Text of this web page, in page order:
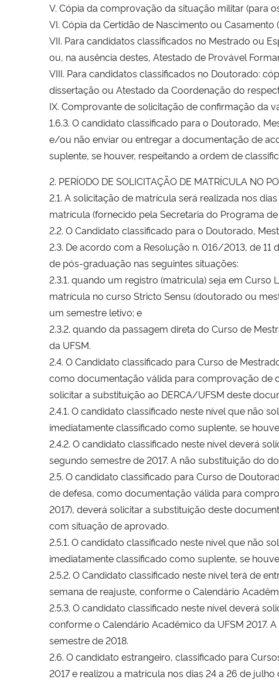
V. Cópia da comprovação da situação militar (para
VI. Cópia da Certidão de Nascimento ou Casamento
VII. Para candidatos classificados no Mestrado ou
ou, na ausência destes, Atestado de Provável
VIII. Para candidatos classificados no Doutorado:
dissertação ou Atestado da Coordenação do
IX. Comprovante de solicitação de confirmação da
1.6.3. O candidato classificado para o Doutorado,
e/ou não enviar ou entregar a documentação de
suplente, se houver, respeitando a ordem de
2. PERÍODO DE SOLICITAÇÃO DE MATRÍCULA NO
2.1. A solicitação de matrícula será realizada nos
matrícula (fornecido pela Secretaria do Programa
2.2. O Candidato classificado para o Doutorado,
2.3. De acordo com a Resolução n. 016/2013, de
de pós-graduação nas seguintes situações:
2.3.1. quando um registro (matrícula) seja em
matrícula no curso Stricto Sensu (doutorado ou
um semestre letivo; e
2.3.2. quando da passagem direta do Curso de
da UFSM.
2.4. O Candidato classificado para Curso de
como documentação válida para comprovação de
solicitar a substituição ao DERCA/UFSM deste
2.4.1. O candidato classificado neste nível que não
imediatamente classificado como suplente, se
2.4.2. O candidato classificado neste nível deverá
segundo semestre de 2017. A não substituição do
2.5. O candidato classificado para Curso de
de defesa, como documentação válida para
2017), deverá solicitar a substituição deste
com situação de aprovado.
2.5.1. O candidato classificado neste nível que não
imediatamente classificado como suplente, se
2.5.2. O Candidato classificado neste nível terá de
semana de reajuste, conforme o Calendário
2.5.3. O candidato classificado neste nível deverá
conforme o Calendário Acadêmico da UFSM
semestre de 2018.
2.6. O candidato estrangeiro, classificado para
2017 e realizou a matrícula nos dias 24 a 26 de